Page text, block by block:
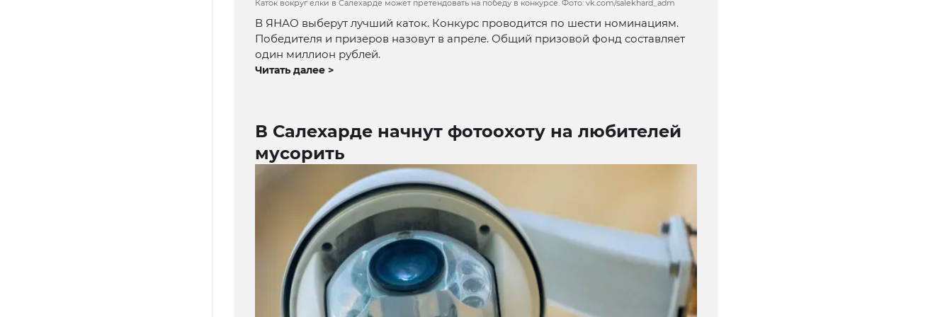
Каток вокруг елки в Салехарде может претендовать на победу в конкурсе. Фото: vk.com/salekhard_adm
В ЯНАО выберут лучший каток. Конкурс проводится по шести номинациям.
Победителя и призеров назовут в апреле. Общий призовой фонд составляет
один миллион рублей.
Читать далее >
В Салехарде начнут фотоохоту на любителей
мусорить